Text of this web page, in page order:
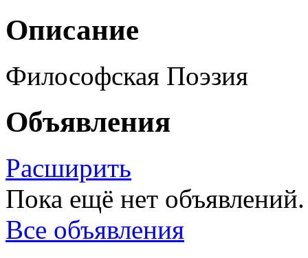
Описание
Философская Поэзия
Объявления
Расширить
Пока ещё нет объявлений.
Все объявления